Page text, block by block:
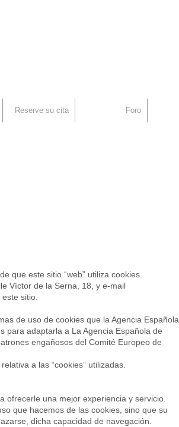
Reserve su cita Foro
que este sitio “web” utiliza cookies.
Víctor de la Serna, 18, y e-mail
sitio.
de uso de cookies que la Agencia Española
para adaptarla a La Agencia Española de
engañosos del Comité Europeo de
a las “cookies” utilizadas.
ofrecerle una mejor experiencia y servicio.
que hacemos de las cookies, sino que su
dicha capacidad de navegación.